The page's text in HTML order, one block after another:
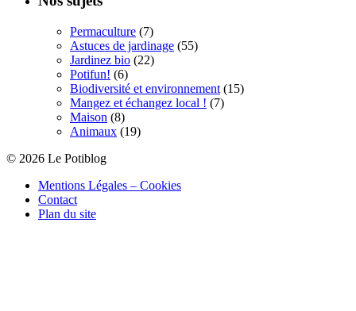
Nos sujets
Permaculture(7)
Astuces de jardinage (55)
Jardinez bio (22)
Potifun!(6)
Biodiversité et environnement(15)
Mangez et échangez local ! (7)
Maison(8)
Animaux (19)
© 2026 Le Potiblog
Mentions Légales – Cookies
Contact
Plan du site